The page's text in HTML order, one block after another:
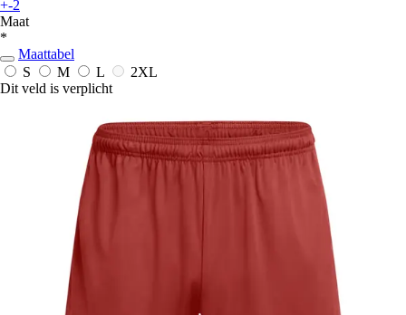
+-2
Maat
*
Maattabel
S
M L
2XL
Dit veld is verplicht